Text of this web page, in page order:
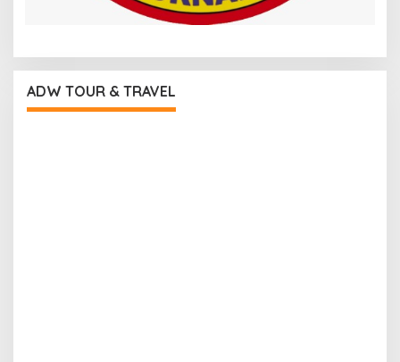
ADW TOUR & TRAVEL